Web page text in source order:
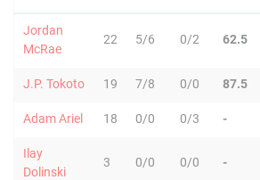
Jordan
McRae
22 5/6 0/2 62.5
J.P. Tokoto 19 7/8 0/0 87.5
Adam Ariel 18 0/0 0/3 -
Ilay
Dolinski
3 0/0 0/0 -